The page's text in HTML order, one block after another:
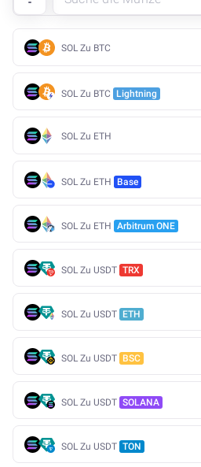
SOL Zu BTC
SOL Zu BTC Lightning
SOL Zu ETH
SOL Zu ETH Base
SOL Zu ETH Arbitrum ONE
SOL Zu USDT TRX
SOL Zu USDT ETH
SOL Zu USDT BSC
SOL Zu USDT SOLANA
SOL Zu USDT TON